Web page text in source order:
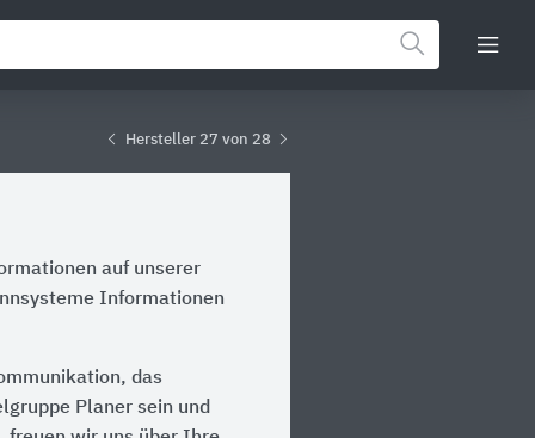
Hersteller 27 von 28
auf unserer
Informationen
das
Planer sein und